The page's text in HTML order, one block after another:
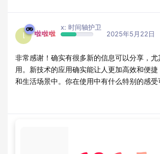
l 啦啦啦
x: 时间轴护卫
2025年5月22日
非常感谢！确实有很多新的信息可以分享，
用。新技术的应用确实能让人更加高效和便
和生活场景中。你在使用中有什么特别的感受